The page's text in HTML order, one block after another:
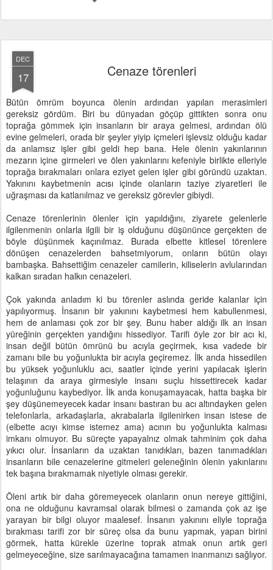
DEC
17 Cenaze törenleri
Bütün ömrüm boyunca ölenin ardından yapılan merasimleri
gereksiz gördüm. Biri bu dünyadan göçüp gittikten sonra onu
toprağa gömmek için insanların bir araya gelmesi, ardından ölü
evine gelmeleri, orada bir şeyler yiyip içmeleri işlevsiz olduğu kadar
da anlamsız işler gibi geldi hep bana. Hele ölenin yakınlarının
mezarın içine girmeleri ve ölen yakınlarını kefeniyle birlikte elleriyle
toprağa bırakmaları onlara eziyet gelen işler gibi göründü uzaktan.
Yakınını kaybetmenin acısı içinde olanların taziye ziyaretleri ile
uğraşması da katlanılmaz ve gereksiz görevler gibiydi.
Cenaze törenlerinin ölenler için yapıldığını, ziyarete gelenlerle
ilgilenmenin onlarla ilgili bir iş olduğunu düşününce gerçekten de
böyle düşünmek kaçınılmaz. Burada elbette kitlesel törenlere
dönüşen cenazelerden bahsetmiyorum, onların bütün olayı
bambaşka. Bahsettiğim cenazeler camilerin, kiliselerin avlularından
kalkan sıradan halkın cenazeleri.
Çok yakında anladım ki bu törenler aslında geride kalanlar için
yapılıyormuş. İnsanın bir yakınını kaybetmesi hem kabullenmesi,
hem de anlaması çok zor bir şey. Bunu haber aldığı ilk an insan
yüreğinin gerçekten yandığını hissediyor. Tarifi öyle zor bir acı ki,
insan değil bütün ömrünü bu acıyla geçirmek, kısa vadede bir
zamanı bile bu yoğunlukta bir acıyla geçiremez. İlk anda hissedilen
bu yüksek yoğunluklu acı, saatler içinde yerini yapılacak işlerin
telaşının da araya girmesiyle insanı suçlu hissettirecek kadar
yoğunluğunu kaybediyor. İlk anda konuşamayacak, hatta başka bir
şey düşünemeyecek kadar insanı bastıran bu acı altındayken gelen
telefonlarla, arkadaşlarla, akrabalarla ilgilenirken insan istese de
(elbette acıyı kimse istemez ama) acının bu yoğunlukta kalması
imkanı olmuyor. Bu süreçte yapayalnız olmak tahminim çok daha
yıkıcı olur. İnsanların da uzaktan tanıdıkları, bazen tanımadıkları
insanların bile cenazelerine gitmeleri geleneğinin ölenin yakınlarını
tek başına bırakmamak niyetiyle olması gerekir.
Öleni artık bir daha göremeyecek olanların onun nereye gittiğini,
ona ne olduğunu kavramsal olarak bilmesi o zamanda çok az işe
yarayan bir bilgi oluyor maalesef. İnsanın yakınını eliyle toprağa
bırakması tarifi zor bir süreç olsa da bunu yapmak, yapan birini
görmek, hatta kürekle üzerine toprak atmak onun artık geri
gelmeyeceğine, size sarılmayacağına tamamen inanmanızı sağlıyor.